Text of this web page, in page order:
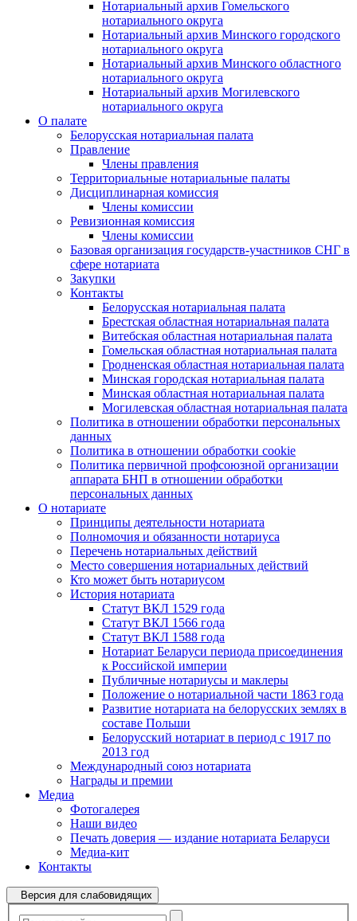
Нотариальный архив Гомельского
нотариального округа
Нотариальный архив Минского городского
нотариального округа
Нотариальный архив Минского областного
нотариального округа
Нотариальный архив Могилевского
нотариального округа
О палате
Белорусская нотариальная палата
Правление
Члены правления
Территориальные нотариальные палаты
Дисциплинарная комиссия
Члены комиссии
Ревизионная комиссия
Члены комиссии
Базовая организация государств-участников СНГ в
сфере нотариата
Закупки
Контакты
Белорусская нотариальная палата
Брестская областная нотариальная палата
Витебская областная нотариальная палата
Гомельская областная нотариальная палата
Гродненская областная нотариальная палата
Минская городская нотариальная палата
Минская областная нотариальная палата
Могилевская областная нотариальная палата
Политика в отношении обработки персональных
данных
Политика в отношении обработки cookie
Политика первичной профсоюзной организации
аппарата БНП в отношении обработки
персональных данных
О нотариате
Принципы деятельности нотариата
Полномочия и обязанности нотариуса
Перечень нотариальных действий
Место совершения нотариальных действий
Кто может быть нотариусом
История нотариата
Статут ВКЛ 1529 года
Статут ВКЛ 1566 года
Статут ВКЛ 1588 года
Нотариат Беларуси периода присоединения
к Российской империи
Публичные нотариусы и маклеры
Положение о нотариальной части 1863 года
Развитие нотариата на белорусских землях в
составе Польши
Белорусский нотариат в период с 1917 по
2013 год
Международный союз нотариата
Награды и премии
Медиа
Фотогалерея
Наши видео
Печать доверия — издание нотариата Беларуси
Медиа-кит
Контакты
Версия для слабовидящих